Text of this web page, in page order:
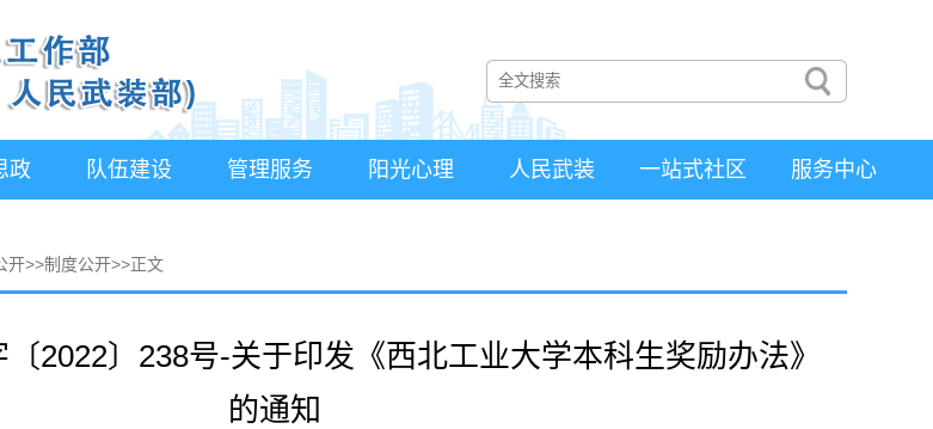
政 队伍建设 管理服务 阳光心理 人民武装 一站式社区 服务中心
开>>制度公开>>正文
〔2022〕238号-关于印发《西北工业大学本科生奖励办法》
的通知